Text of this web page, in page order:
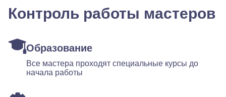
Контроль работы мастеров
Образование
Все мастера проходят специальные курсы до
начала работы